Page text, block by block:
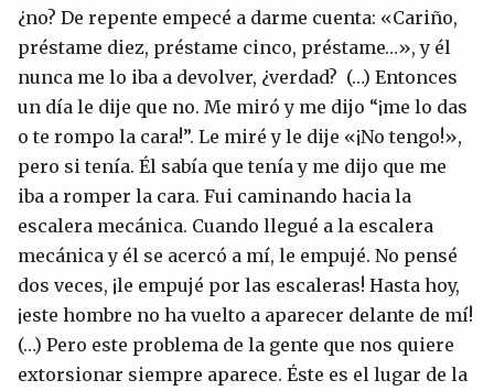
¿no? De repente empecé a darme cuenta: «Cariño,
préstame diez, préstame cinco, préstame…», y él
nunca me lo iba a devolver, ¿verdad? (…) Entonces
un día le dije que no. Me miró y me dijo “¡me lo das
o te rompo la cara!”. Le miré y le dije «¡No tengo!»,
pero si tenía. Él sabía que tenía y me dijo que me
iba a romper la cara. Fui caminando hacia la
escalera mecánica. Cuando llegué a la escalera
mecánica y él se acercó a mí, le empujé. No pensé
dos veces, ¡le empujé por las escaleras! Hasta hoy,
¡este hombre no ha vuelto a aparecer delante de mí!
(…) Pero este problema de la gente que nos quiere
extorsionar siempre aparece. Éste es el lugar de la